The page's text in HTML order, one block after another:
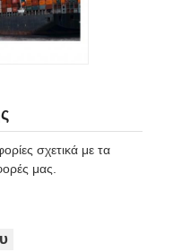
σχετικά με τα
μας.